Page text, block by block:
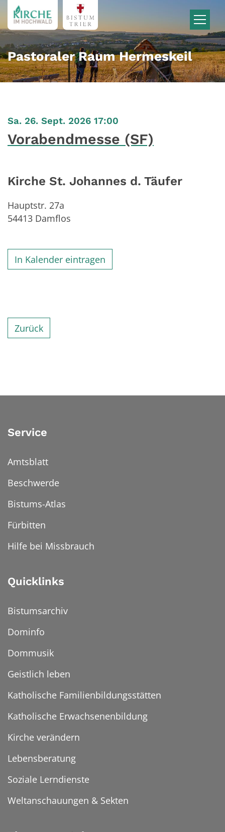
Zum Inhalt springen
Pastoraler Raum Hermeskeil
Sa. 26. Sept. 2026 17:00
Vorabendmesse (SF)
Kirche St. Johannes d. Täufer
Hauptstr. 27a
54413 Damflos
In Kalender eintragen
Zurück
Service
Amtsblatt
Beschwerde
Bistums-Atlas
Fürbitten
Hilfe bei Missbrauch
Quicklinks
Bistumsarchiv
Dominfo
Dommusik
Geistlich leben
Katholische Familienbildungsstätten
Katholische Erwachsenenbildung
Kirche verändern
Lebensberatung
Soziale Lerndienste
Weltanschauungen & Sekten